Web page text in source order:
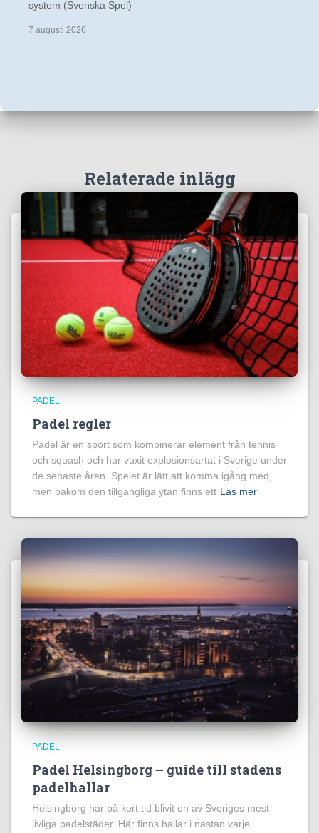
system (Svenska Spel)
7 augusti 2026
Relaterade inlägg
PADEL
Padel regler
Padel är en sport som kombinerar element från tennis
och squash och har vuxit explosionsartat i Sverige under
de senaste åren. Spelet är lätt att komma igång med,
men bakom den tillgängliga ytan finns ett Läs mer
PADEL
Padel Helsingborg – guide till stadens
padelhallar
Helsingborg har på kort tid blivit en av Sveriges mest
livliga padelstäder. Här finns hallar i nästan varje